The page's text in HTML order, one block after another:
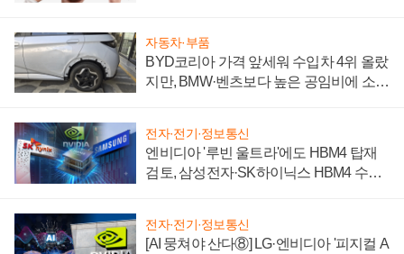
자동차·부품
BYD코리아 가격 앞세워 수입차 4위 올랐
지만, BMW·벤츠보다 높은 공임비에 소비
전자·전기·정보통신
엔비디아 '루빈 울트라'에도 HBM4 탑재
검토, 삼성전자·SK하이닉스 HBM4 수율
전자·전기·정보통신
[AI 뭉쳐야 산다⑧] LG·엔비디아 '피지컬 A